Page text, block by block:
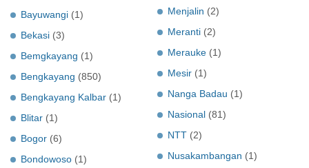
Bayuwangi (1)
Bekasi (3)
Bemgkayang (1)
Bengkayang (850)
Bengkayang Kalbar (1)
Blitar (1)
Bogor (6)
Bondowoso (1)
Menjalin (2)
Meranti (2)
Merauke (1)
Mesir (1)
Nanga Badau (1)
Nasional (81)
NTT (2)
Nusakambangan (1)